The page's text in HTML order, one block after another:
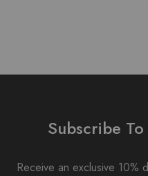
Subscribe
Receive an exclusive 10%